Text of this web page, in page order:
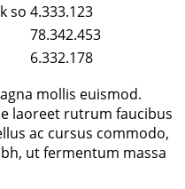
so 4.333.123
78.342.453
6.332.178
mollis euismod.
laoreet rutrum faucibus
ac cursus commodo,
ut fermentum massa